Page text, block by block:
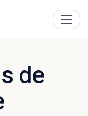
de